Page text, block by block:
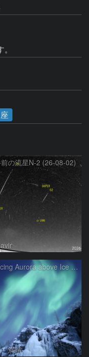
の流星N-2 (26-08-02)
Dancing Aurora above Ice Fall
満晴